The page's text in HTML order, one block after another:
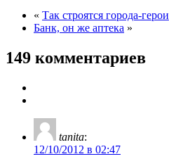
« Так строятся города-герои
Банк, он же аптека »
149 комментариев
tanita:
12/10/2012 в 02:47